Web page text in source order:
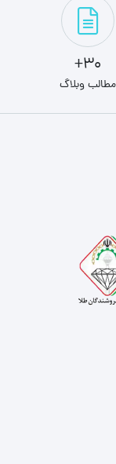
30+
مطالب وبلاگ